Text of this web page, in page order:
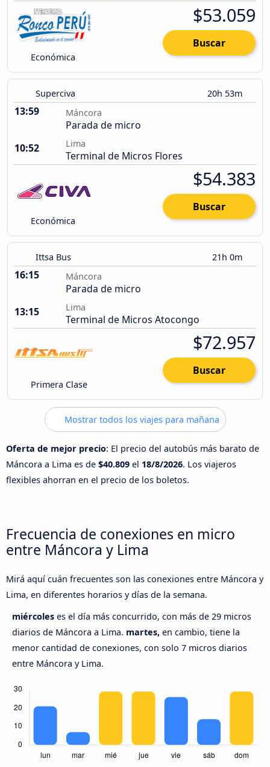
Económica
$53.059
Buscar
Superciva 20h 53m
13:59 Máncora
Parada de micro
10:52
Lima
Terminal de Micros Flores
Económica
$54.383
Buscar
Ittsa Bus 21h 0m
16:15 Máncora
Parada de micro
13:15
Lima
Terminal de Micros Atocongo
Primera Clase
$72.957
Buscar
Mostrar todos los viajes para mañana
Oferta de mejor precio: El precio del autobús más barato de
Máncora a Lima es de $40.809 el 18/8/2026. Los viajeros
flexibles ahorran en el precio de los boletos.
Frecuencia de conexiones en micro
entre Máncora y Lima
Mirá aquí cuán frecuentes son las conexiones entre Máncora y
Lima, en diferentes horarios y días de la semana.
miércoles es el día más concurrido, con más de 29 micros
diarios de Máncora a Lima. martes, en cambio, tiene la
menor cantidad de conexiones, con solo 7 micros diarios
entre Máncora y Lima.